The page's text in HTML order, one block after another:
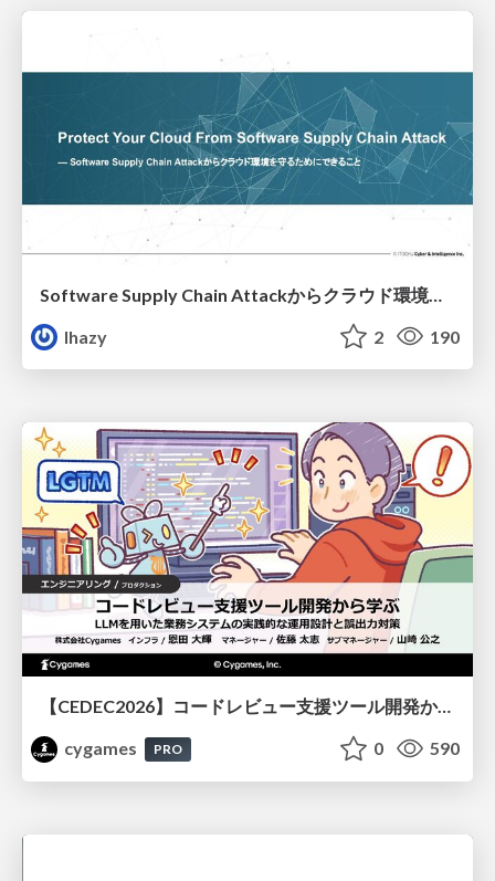
lhazy
2 190
【CEDEC2026】コードレビュー支援ツール開発から学ぶ：LLMを用いた業務システムの実践的な運用設計と誤出力対策
cygames
PRO 0 590